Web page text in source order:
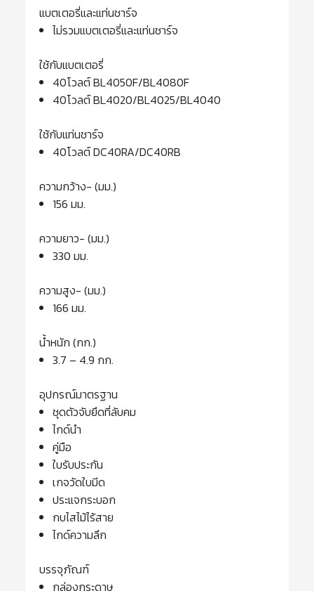
แบตเตอรี่และแท่นชาร์จ
ไม่รวมแบตเตอรี่และแท่นชาร์จ
ใช้กับแบตเตอรี่
40โวลต์ BL4050F/BL4080F
40โวลต์ BL4020/BL4025/BL4040
ใช้กับแท่นชาร์จ
40โวลต์ DC40RA/DC40RB
ความกว้าง- (มม.)
156 มม.
ความยาว- (มม.)
330 มม.
ความสูง- (มม.)
166 มม.
น้ำหนัก (กก.)
3.7 – 4.9 กก.
อุปกรณ์มาตรฐาน
ชุดตัวจับยึดที่ลับคม
ไกด์นํา
คู่มือ
ใบรับประกัน
เกจวัดใบมีด
ประแจกระบอก
กบไสไม้ไร้สาย
ไกด์ความลึก
บรรจุภัณฑ์
กล่องกระดาษ